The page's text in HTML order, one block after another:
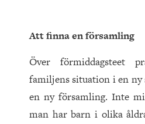
Att finna en församling
Över förmiddagsteet
familjens situation i en ny
en ny församling. Inte
man har barn i olika